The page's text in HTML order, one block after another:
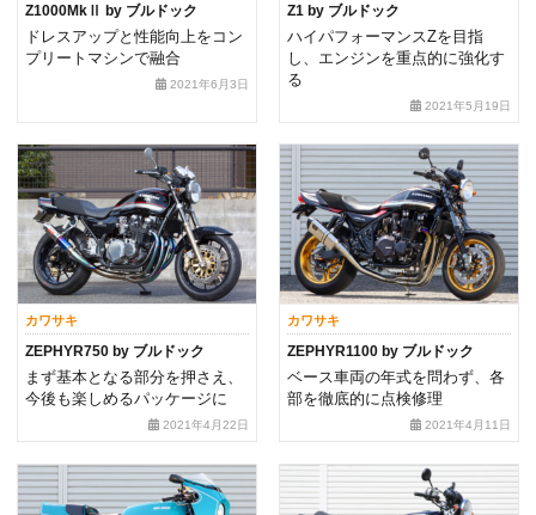
Z1000MkⅡ by ブルドック
ドレスアップと性能向上をコン
プリートマシンで融合
2021年6月3日
Z1 by ブルドック
ハイパフォーマンスZを目指
し、エンジンを重点的に強化す
る
2021年5月19日
カワサキ
ZEPHYR750 by ブルドック
まず基本となる部分を押さえ、
今後も楽しめるパッケージに
2021年4月22日
カワサキ
ZEPHYR1100 by ブルドック
ベース車両の年式を問わず、各
部を徹底的に点検修理
2021年4月11日